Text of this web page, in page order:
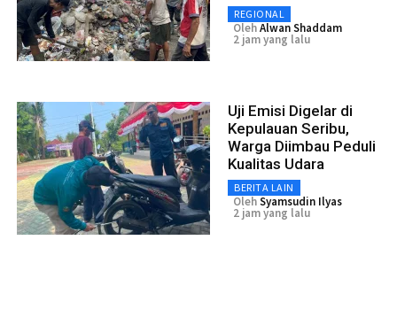
REGIONAL
OlehAlwan Shaddam
2 jam yang lalu
Uji Emisi Digelar di
Kepulauan Seribu,
Warga Diimbau Peduli
Kualitas Udara
BERITA LAIN
OlehSyamsudin Ilyas
2 jam yang lalu